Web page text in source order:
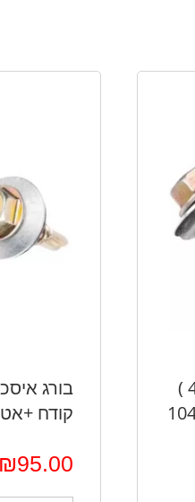
בורג איסכורית "1/4 (10 ס"מ/"4 )
קודח +אטם (400 יח')
95.00